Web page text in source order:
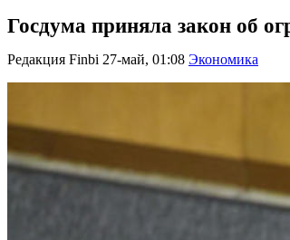
Госдума приняла закон об
Редакция Finbi 27-май, 01:08 Экономика